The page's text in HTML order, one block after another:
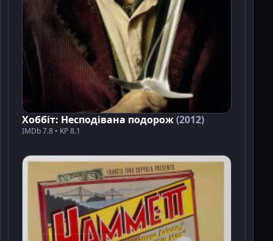
Хоббіт: Несподівана подорож(2012)
IMDb 7.8 • KP 8.1